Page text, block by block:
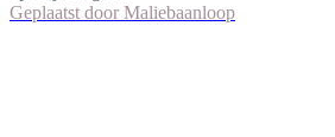
Geplaatst door Maliebaanloop